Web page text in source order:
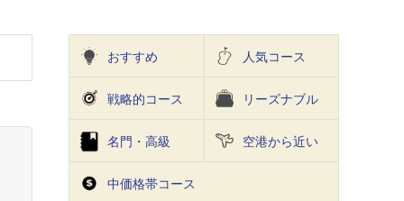
おすすめ 人気コース
戦略的コース リーズナブル
名門・高級 空港から近い
中価格帯コース